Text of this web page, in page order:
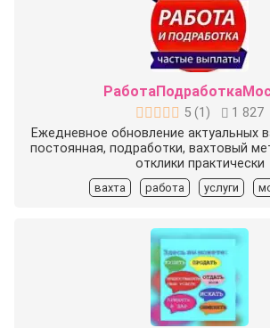
5 (1 )
1 827
Ежедневное обновление актуальных
постоянная, подработки, вахтовый
отклики практически
вахта работа услуги